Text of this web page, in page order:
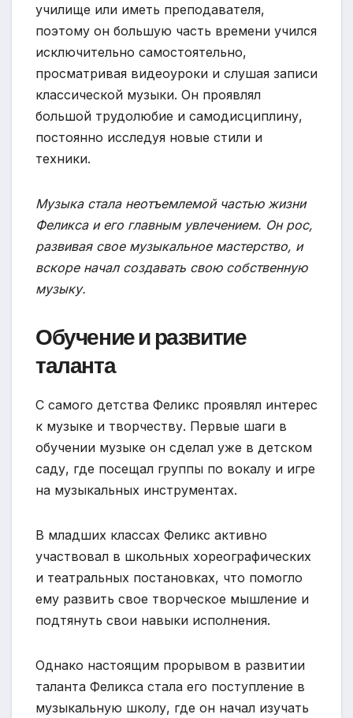
училище или иметь преподавателя,
поэтому он большую часть времени учился
исключительно самостоятельно,
просматривая видеоуроки и слушая записи
классической музыки. Он проявлял
большой трудолюбие и самодисциплину,
постоянно исследуя новые стили и
техники.
Музыка стала неотъемлемой частью жизни
Феликса и его главным увлечением. Он рос,
развивая свое музыкальное мастерство, и
вскоре начал создавать свою собственную
музыку.
Обучение и развитие
таланта
С самого детства Феликс проявлял интерес
к музыке и творчеству. Первые шаги в
обучении музыке он сделал уже в детском
саду, где посещал группы по вокалу и игре
на музыкальных инструментах.
В младших классах Феликс активно
участвовал в школьных хореографических
и театральных постановках, что помогло
ему развить свое творческое мышление и
подтянуть свои навыки исполнения.
Однако настоящим прорывом в развитии
таланта Феликса стала его поступление в
музыкальную школу, где он начал изучать